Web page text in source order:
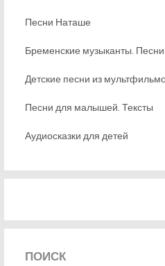
Песни Наташе
Бременские музыканты.
Детские песни из
Песни для малышей. Тексты
Аудиосказки для детей
ПОИСК